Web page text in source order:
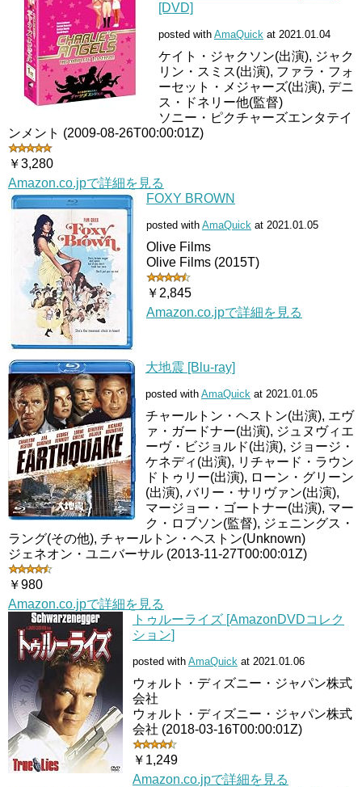
[DVD]
posted with AmaQuick at 2021.01.04
ケイト・ジャクソン(出演), ジャク
リン・スミス(出演), ファラ・フォ
ーセット・メジャーズ(出演), デニ
ス・ドネリー他(監督)
ソニー・ピクチャーズエンタテイ
ンメント (2009-08-26T00:00:01Z)
￥3,280
Amazon.co.jpで詳細を見る
FOXY BROWN
posted with AmaQuick at 2021.01.05
Olive Films
Olive Films (2015T)
￥2,845
Amazon.co.jpで詳細を見る
大地震 [Blu-ray]
posted with AmaQuick at 2021.01.05
チャールトン・ヘストン(出演), エヴ
ァ・ガードナー(出演), ジュヌヴィエ
ーヴ・ビジョルド(出演), ジョージ・
ケネディ(出演), リチャード・ラウン
ドトゥリー(出演), ローン・グリーン
(出演), バリー・サリヴァン(出演),
マージョー・ゴートナー(出演), マー
ク・ロブソン(監督), ジェニングス・
ラング(その他), チャールトン・ヘストン(Unknown)
ジェネオン・ユニバーサル (2013-11-27T00:00:01Z)
￥980
Amazon.co.jpで詳細を見る
トゥルーライズ [AmazonDVDコレク
ション]
posted with AmaQuick at 2021.01.06
ウォルト・ディズニー・ジャパン株式
会社
ウォルト・ディズニー・ジャパン株式
会社 (2018-03-16T00:00:01Z)
￥1,249
Amazon.co.jpで詳細を見る